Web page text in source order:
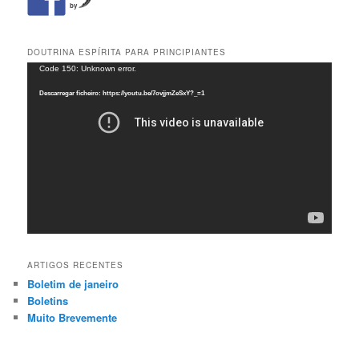
by
DOUTRINA ESPÍRITA PARA PRINCIPIANTES
Reprodutor
vídeo
Code 150: Unknown error.
Descarregar ficheiro: https://youtu.be/7ovjjmZeSxY?_=1
ARTIGOS RECENTES
Boletim de janeiro
Boletins
Muito Brevemente